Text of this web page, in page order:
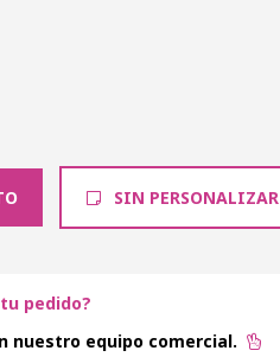
SIN PERSONALIZAR
pedido?
nuestro equipo comercial.